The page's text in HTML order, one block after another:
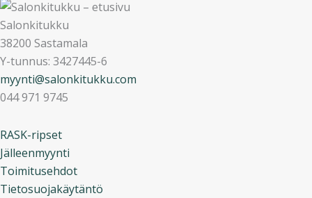
Salonkitukku
38200 Sastamala
Y-tunnus: 3427445-6
myynti@salonkitukku.com
044 971 9745
RASK-ripset
Jälleenmyynti
Toimitusehdot
Tietosuojakäytäntö